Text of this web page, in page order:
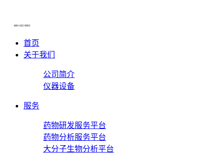
400-182-9001
首页
关于我们
公司简介
仪器设备
服务
药物研发服务平台
药物分析服务平台
大分子生物分析平台